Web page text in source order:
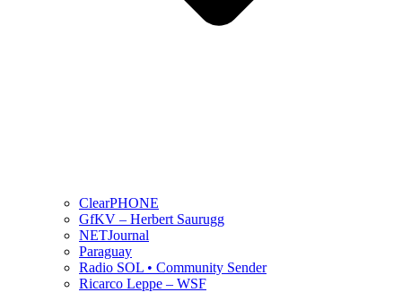
ClearPHONE
GfKV – Herbert Saurugg
NETJournal
Paraguay
Radio SOL • Community Sender
Ricarco Leppe – WSF